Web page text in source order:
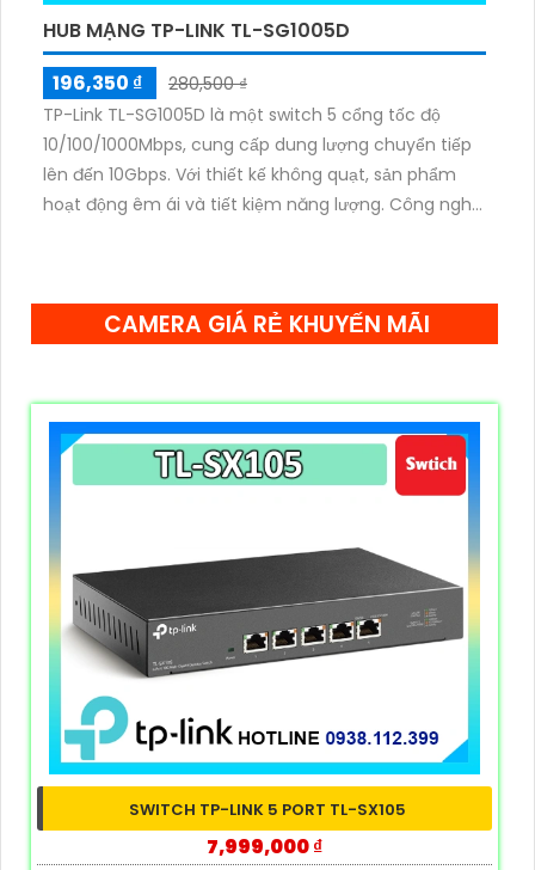
HUB MẠNG TP-LINK TL-SG1005D
196,350 ₫
280,500 ₫
TP-Link TL-SG1005D là một switch 5 cổng tốc độ
10/100/1000Mbps, cung cấp dung lượng chuyển tiếp
lên đến 10Gbps. Với thiết kế không quạt, sản phẩm
hoạt động êm ái và tiết kiệm năng lượng. Công nghệ
CAMERA GIÁ RẺ KHUYẾN MÃI
SWITCH TP-LINK 5 PORT TL-SX105
7,999,000 ₫